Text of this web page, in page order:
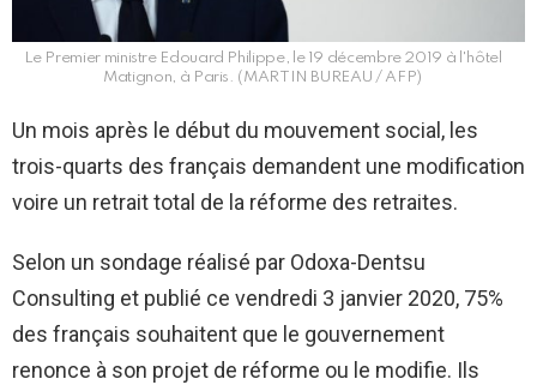
Le Premier ministre Edouard Philippe, le 19 décembre 2019 à l'hôtel
Matignon, à Paris. (MARTIN BUREAU / AFP)
Un mois après le début du mouvement social, les
trois-quarts des français demandent une modification
voire un retrait total de la réforme des retraites.
Selon un sondage réalisé par Odoxa-Dentsu
Consulting et publié ce vendredi 3 janvier 2020, 75%
des français souhaitent que le gouvernement
renonce à son projet de réforme ou le modifie. Ils